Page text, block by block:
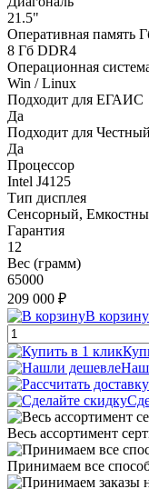
21.5"
Оперативная память
8 Гб DDR4
Операционная
Win / Linux
Подходит для ЕГАИС
Да
Подходит для
Да
Процессор
Intel J4125
Тип дисплея
Сенсорный,
Гарантия
12
Вес (грамм)
65000
209 000 ₽
В корзину
Весь ассортимент
Принимаем все